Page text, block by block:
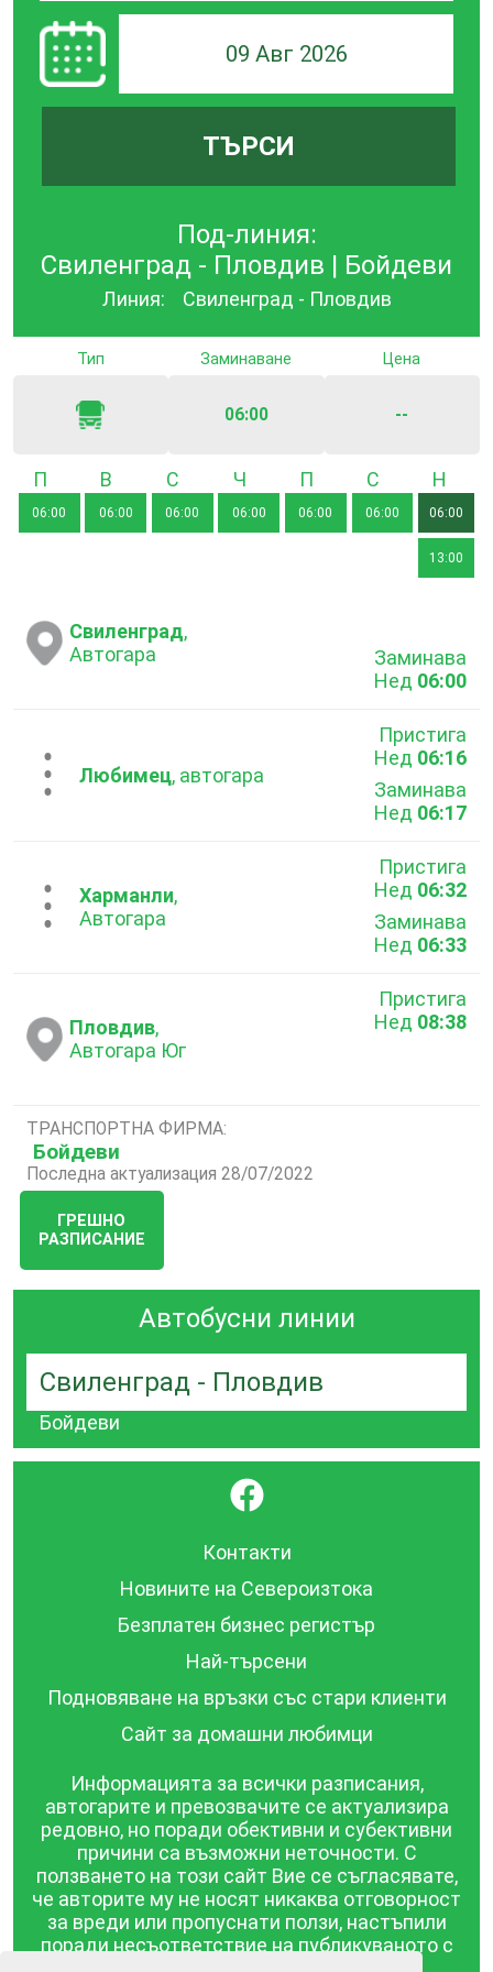
09 Авг 2026
ТЪРСИ
Под-линия:
Свиленград - Пловдив | Бойдеви
Линия: Свиленград - Пловдив
Тип Заминаване
06:00
Цена
--
Понеделник
06:00
Вторник
06:00 06:00
Четвъртък
06:00 06:00
Събота
06:00 06:00
13:00
Свиленград,
Автогара
Заминава
Нед 06:00
...Любимец, aвтогара
Пристига
Нед 06:16
Заминава
Нед 06:17
...Харманли,
Автогара
Пристига
Нед 06:32
Заминава
Нед 06:33
Пловдив,
Автогара Юг
Пристига
Нед 08:38
ТРАНСПОРТНА ФИРМА:
Бойдеви
Последна актуализация 28/07/2022
ГРЕШНО
РАЗПИСАНИЕ
Автобусни линии
Свиленград - Пловдив
Бойдеви
}
Контакти
Новините на Североизтока
Безплатен бизнес регистър
Най-търсени
Подновяване на връзки със стари клиенти
Сайт за домашни любимци
Информацията за всички разписания,
автогарите и превозвачите се актуализира
редовно, но поради обективни и субективни
причини са възможни неточности. С
ползването на този сайт Вие се съгласявате,
че авторите му не носят никаква отговорност
за вреди или пропуснати ползи, настъпили
поради несъответствие на публикуваното с